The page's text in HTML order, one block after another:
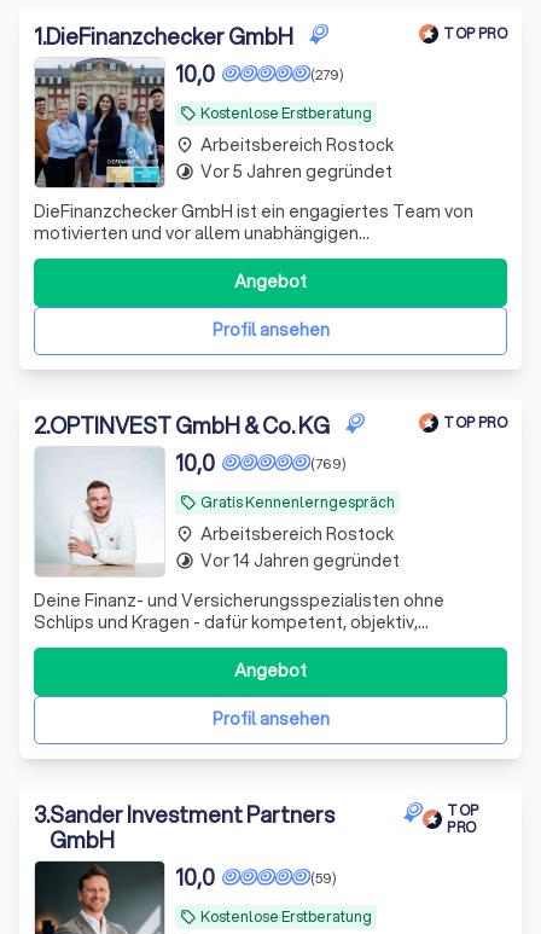
1.DieFinanzchecker GmbH TOP PRO
local_offer Kostenlose Erstberatung
(279)
10,0
DieFinanzchecker GmbH ist ein engagiertes Team von
motivierten und vor allem unabhängigen
Finanz-/Versicherungsmaklern aus dem Münsterland. Seit
2012 bieten wir unseren Kunden individuelle und
zielorientierte Produkte an, wobei wir den Fokus auf
Transparenz und Verständlichkeit setzen. Wir sind uns
Profil ansehen
Angebot
place Arbeitsbereich Rostock
timelapse Vor 5 Jahren gegründet
2.OPTINVEST GmbH & Co. KG TOP PRO
local_offer Gratis Kennenlerngespräch
(769)
10,0
Deine Finanz- und Versicherungsspezialisten ohne
Schlips und Kragen - dafür kompetent, objektiv,
zuverlässig und fair • Versicherungen, Geldanlagen und
Finanzierungen • www.optinvest-beamte.de
Profil ansehen
Angebot
place Arbeitsbereich Rostock
timelapse Vor 14 Jahren gegründet
3.Sander Investment Partners
GmbH
TOP
PRO
local_offer Kostenlose Erstberatung
(59)
10,0